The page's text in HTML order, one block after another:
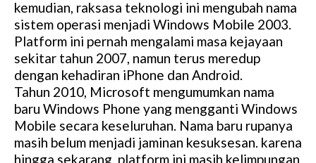
kemudian, raksasa teknologi ini mengubah nama
sistem operasi menjadi Windows Mobile 2003.
Platform ini pernah mengalami masa kejayaan
sekitar tahun 2007, namun terus meredup
dengan kehadiran iPhone dan Android.
Tahun 2010, Microsoft mengumumkan nama
baru Windows Phone yang mengganti Windows
Mobile secara keseluruhan. Nama baru rupanya
masih belum menjadi jaminan kesuksesan. karena
hingga sekarang, platform ini masih kelimpungan